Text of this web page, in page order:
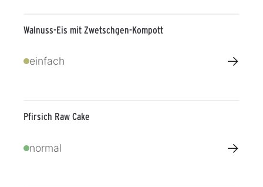
Walnuss-Eis mit Zwetschgen-Kompott
einfach →
Pfirsich Raw Cake
normal →